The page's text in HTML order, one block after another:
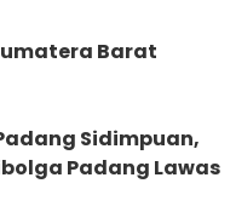
Barat
Sidimpuan,
Padang Lawas